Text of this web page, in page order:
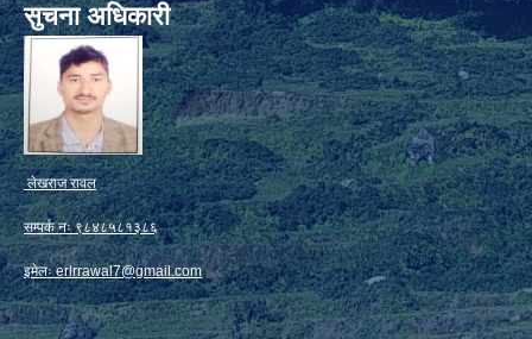
सुचना अधिकारी
लेखराज रावल
सम्पर्क नः ९८४८५८१३८६
इमेलःerlrrawal7@gmail.com